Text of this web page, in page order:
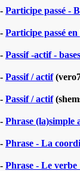
- Participe passé -
- Participe passé
- Passif -actif - bases
- Passif / actif
- Passif / actif
- Phrase (la)simple
- Phrase - La
- Phrase - Le verbe